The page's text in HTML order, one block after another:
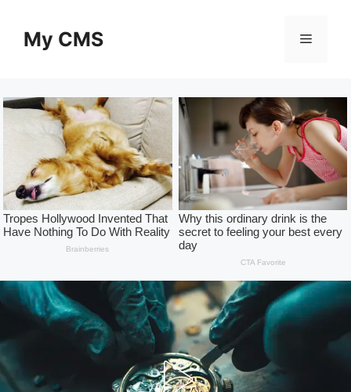
contentMy CMS Menu